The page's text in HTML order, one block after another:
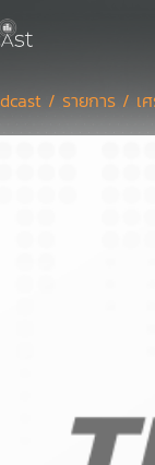
/ รายการ / เ